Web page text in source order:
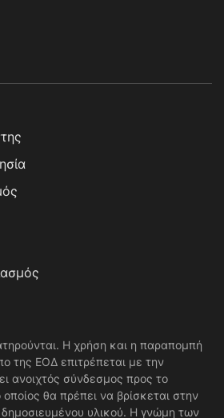
Η χρήση και η παραπομπή
της ΕΟΔ επιτρέπεται με την
ανοιχτός σύνδεσμος προς το
θα πρέπει να βρίσκεται στην
υλικού. Η γνώμη των